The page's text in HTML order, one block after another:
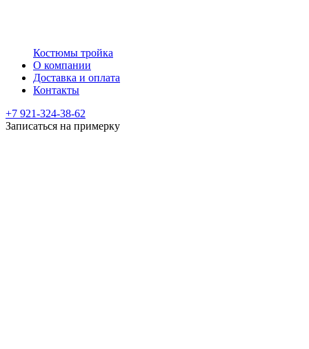
Костюмы тройка
О компании
Доставка и оплата
Контакты
+7 921-324-38-62
Записаться на примерку